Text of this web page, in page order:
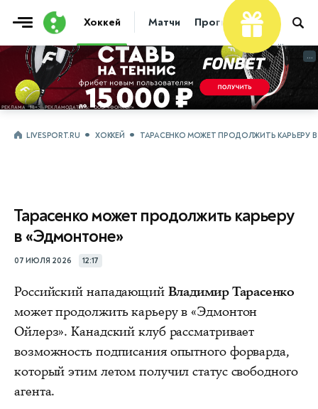
Хоккей Матчи Прогнозы
...
...
LIVESPORT.RU ХОККЕЙ ТАРАСЕНКО МОЖЕТ ПРОДОЛЖИТЬ КАРЬЕРУ
Тарасенко может продолжить карьеру
в «Эдмонтоне»
07 ИЮЛЯ 2026 12:17
Российский нападающий Владимир Тарасенко
может продолжить карьеру в «Эдмонтон
Ойлерз». Канадский клуб рассматривает
возможность подписания опытного форварда,
который этим летом получил статус свободного
агента.